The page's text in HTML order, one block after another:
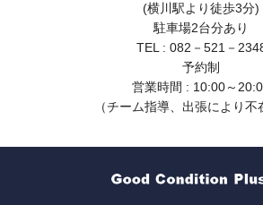
(横川駅より徒歩3分)
駐車場2台分あり
TEL : 082－521－
予約制
営業時間 : 10:00～
（チーム指導、出張により不